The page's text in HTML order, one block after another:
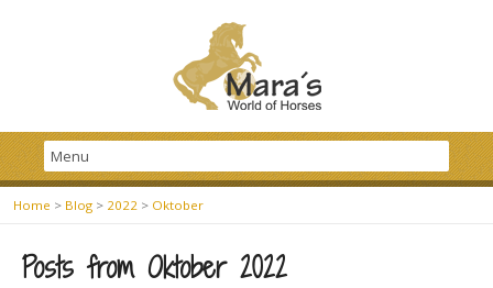
Home > Blog > 2022 > Oktober
Posts from Oktober 2022